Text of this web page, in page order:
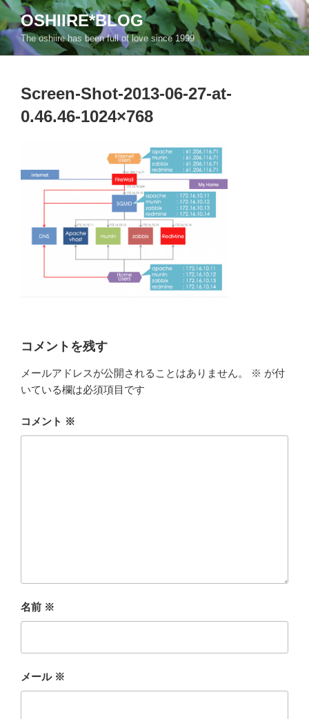
コ
ン
テ
ン
OSHIIRE*BLOG
The oshiire has been full of love since 1999
Screen-Shot-2013-06-27-at-
0.46.46-1024×768
コメントを残す
メールアドレスが公開されることはありません。 ※ が付
いている欄は必須項目です
コメント ※
名前 ※
メール ※